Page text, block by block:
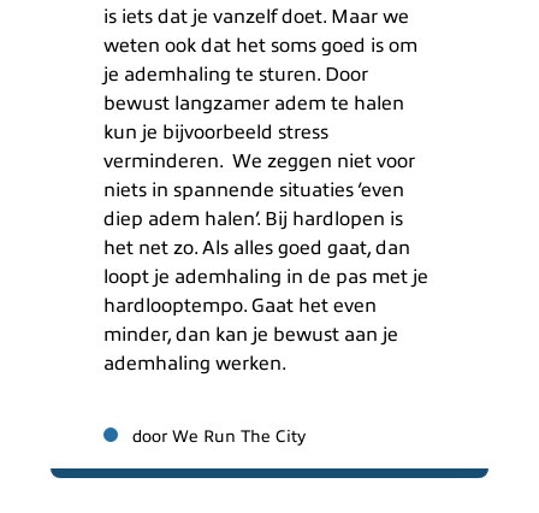
is iets dat je vanzelf doet. Maar we
weten ook dat het soms goed is om
je ademhaling te sturen. Door
bewust langzamer adem te halen
kun je bijvoorbeeld stress
verminderen. We zeggen niet voor
niets in spannende situaties ‘even
diep adem halen’. Bij hardlopen is
het net zo. Als alles goed gaat, dan
loopt je ademhaling in de pas met je
hardlooptempo. Gaat het even
minder, dan kan je bewust aan je
ademhaling werken.
door We Run The City